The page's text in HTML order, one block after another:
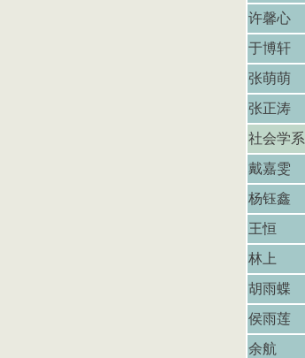
许馨心
于博轩
张萌萌
张正涛
社会学系
戴嘉雯
杨钰鑫
王恒
林上
胡雨蝶
侯雨莲
余航